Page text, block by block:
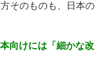
そのものも、日本の
向けには「細かな改